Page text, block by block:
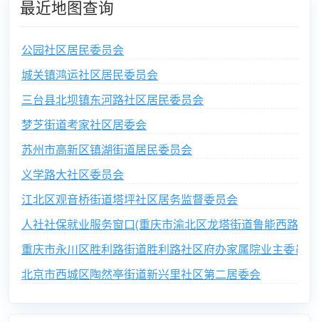
最近地图查询
公园社区居民委员会
城关镇鸿运社区居民委员会
三台县北坝镇东河路社区居民委员会
梦芝街道考家社区居委会
苏州市高新区镇湖街道居民委员会
义学路大社区委员会
江北区观音桥街道塔坪社区居务监督委员会
人社社保就业服务窗口(重庆市渝北区龙塔街道鲁能西路社
重庆市永川区胜利路街道胜利路社区府办家属院业主委员会
北京市西城区陶然亭街道新兴里社区第二居委会